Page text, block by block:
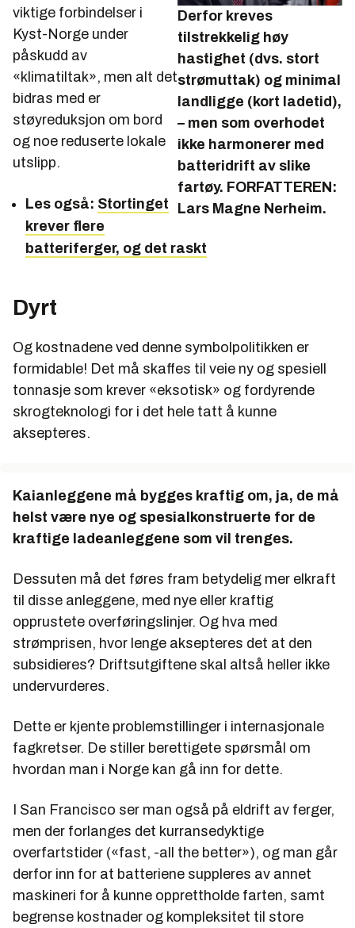
Derfor kreves
tilstrekkelig høy
hastighet (dvs. stort
strømuttak) og minimal
landligge (kort ladetid),
– men som overhodet
ikke harmonerer med
batteridrift av slike
fartøy. FORFATTEREN:
Lars Magne Nerheim.
viktige forbindelser i
Kyst-Norge under
påskudd av
«klimatiltak», men alt det
bidras med er
støyreduksjon om bord
og noe reduserte lokale
utslipp.
Les også: Stortinget
krever flere
batteriferger, og det raskt
Dyrt
Og kostnadene ved denne symbolpolitikken er
formidable! Det må skaffes til veie ny og spesiell
tonnasje som krever «eksotisk» og fordyrende
skrogteknologi for i det hele tatt å kunne
aksepteres.
Kaianleggene må bygges kraftig om, ja, de må
helst være nye og spesialkonstruerte for de
kraftige ladeanleggene som vil trenges.
Dessuten må det føres fram betydelig mer elkraft
til disse anleggene, med nye eller kraftig
opprustete overføringslinjer. Og hva med
strømprisen, hvor lenge aksepteres det at den
subsidieres? Driftsutgiftene skal altså heller ikke
undervurderes.
Dette er kjente problemstillinger i internasjonale
fagkretser. De stiller berettigete spørsmål om
hvordan man i Norge kan gå inn for dette.
I San Francisco ser man også på eldrift av ferger,
men der forlanges det kurransedyktige
overfartstider («fast, -all the better»), og man går
derfor inn for at batteriene suppleres av annet
maskineri for å kunne opprettholde farten, samt
begrense kostnader og kompleksitet til store